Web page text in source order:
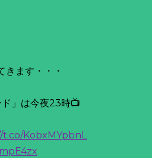
きます・・・
ド」は今夜23時📺
t.co/KobxMYpbnL